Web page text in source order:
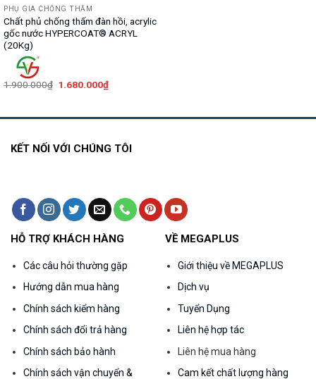
PHỤ GIA CHỐNG THẤM
Chất phủ chống thấm đàn hồi, acrylic
gốc nước HYPERCOAT® ACRYL
(20Kg)
1.900.000₫ Giá
1.680.000₫Giá
1.680.000₫.
KẾT NỐI VỚI CHÚNG TÔI
HỖ TRỢ KHÁCH HÀNG
Các câu hỏi thường gặp
Hướng dẫn mua hàng
Chính sách kiểm hàng
Chính sách đổi trả hàng
Chính sách bảo hành
Chính sách vận chuyển &
VỀ MEGAPLUS
Giới thiệu về MEGAPLUS
Dịch vụ
Tuyển Dụng
Liên hệ hợp tác
Liên hệ mua hàng
Cam kết chất lượng hàng